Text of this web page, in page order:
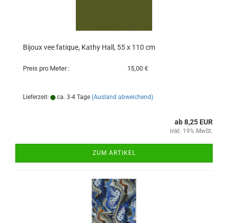
Bijoux vee fatique, Kathy Hall, 55 x 110 cm
Preis pro Meter : 15,00 €
Lieferzeit: ca. 3-4 Tage (Ausland abweichend)
ab 8,25 EUR
inkl. 19% MwSt.
ZUM ARTIKEL